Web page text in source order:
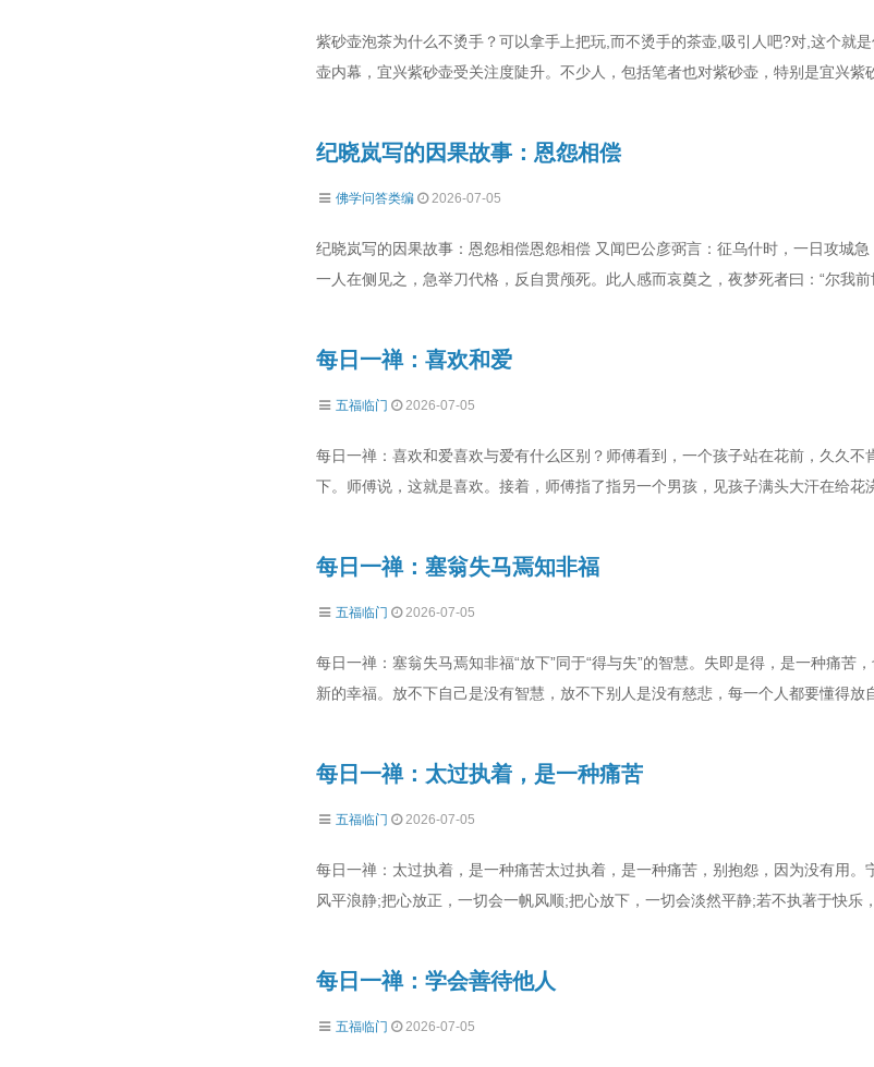
紫砂壶泡茶为什么不烫手？可以拿手上把玩,而不烫手的茶壶,吸引人吧?对,这个就
壶内幕，宜兴紫砂壶受关注度陡升。不少人，包括笔者也对紫砂壶，特别是宜兴紫
纪晓岚写的因果故事：恩怨相偿
佛学问答类编 2026-07-05
纪晓岚写的因果故事：恩怨相偿恩怨相偿 又闻巴公彦弼言：征乌什时，一日攻城
一人在侧见之，急举刀代格，反自贯颅死。此人感而哀奠之，夜梦死者曰：“尔我前
每日一禅：喜欢和爱
五福临门 2026-07-05
每日一禅：喜欢和爱喜欢与爱有什么区别？师傅看到，一个孩子站在花前，久久
下。师傅说，这就是喜欢。接着，师傅指了指另一个男孩，见孩子满头大汗在给花
每日一禅：塞翁失马焉知非福
五福临门 2026-07-05
每日一禅：塞翁失马焉知非福“放下”同于“得与失”的智慧。失即是得，是一种痛苦
新的幸福。放不下自己是没有智慧，放不下别人是没有慈悲，每一个人都要懂得放
每日一禅：太过执着，是一种痛苦
五福临门 2026-07-05
每日一禅：太过执着，是一种痛苦太过执着，是一种痛苦，别抱怨，因为没有用
风平浪静;把心放正，一切会一帆风顺;把心放下，一切会淡然平静;若不执著于快乐
每日一禅：学会善待他人
五福临门 2026-07-05